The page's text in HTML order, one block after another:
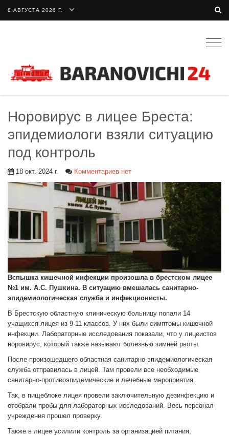
8 АВГУСТА 2026 Г.
Норовирус в лицее Бреста:
эпидемиологи взяли ситуацию
под контроль
18 окт. 2024 г. Комментариев нет
Вспышка кишечной инфекции произошла в брестском лицее
№1 им. А.С. Пушкина. В ситуацию вмешалась санитарно-
эпидемиологическая служба и инфекционисты.
В Брестскую областную клиническую больницу попали 14
учащихся лицея из 9-11 классов. У них были симптомы кишечной
инфекции. Лабораторные исследования показали, что у лицеистов
норовирус, который также называют болезнью зимней рвоты.
После произошедшего областная санитарно-эпидемиологическая
служба отправилась в лицей. Там провели все необходимые
санитарно-противоэпидемические и лечебные мероприятия.
Так, в пищеблоке лицея провели заключительную дезинфекцию и
отобрали пробы для лабораторных исследований. Весь персонал
учреждения прошел проверку.
Также в лицее усилили контроль за организацией питания,